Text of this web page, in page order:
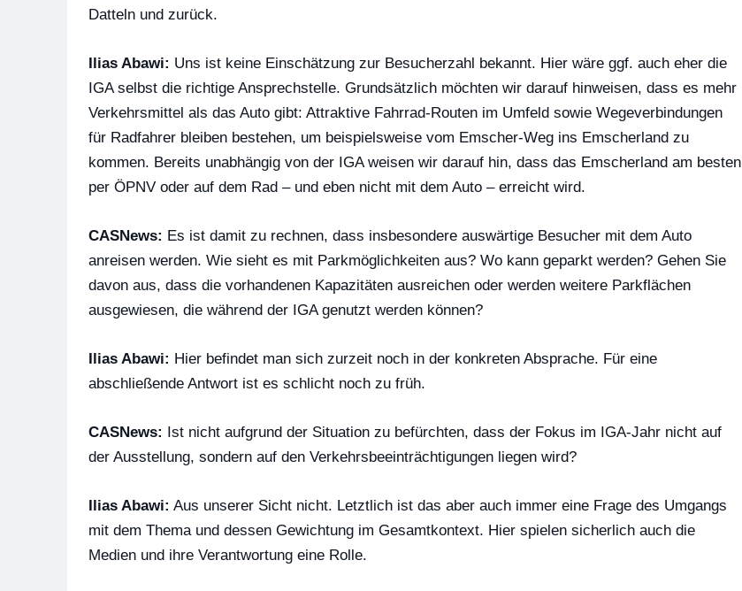
Datteln und zurück.
Ilias Abawi: Uns ist keine Einschätzung zur Besucherzahl bekannt. Hier wäre ggf. auch eher die
IGA selbst die richtige Ansprechstelle. Grundsätzlich möchten wir darauf hinweisen, dass es mehr
Verkehrsmittel als das Auto gibt: Attraktive Fahrrad-Routen im Umfeld sowie Wegeverbindungen
für Radfahrer bleiben bestehen, um beispielsweise vom Emscher-Weg ins Emscherland zu
kommen. Bereits unabhängig von der IGA weisen wir darauf hin, dass das Emscherland am besten
per ÖPNV oder auf dem Rad – und eben nicht mit dem Auto – erreicht wird.
CASNews: Es ist damit zu rechnen, dass insbesondere auswärtige Besucher mit dem Auto
anreisen werden. Wie sieht es mit Parkmöglichkeiten aus? Wo kann geparkt werden? Gehen Sie
davon aus, dass die vorhandenen Kapazitäten ausreichen oder werden weitere Parkflächen
ausgewiesen, die während der IGA genutzt werden können?
Ilias Abawi: Hier befindet man sich zurzeit noch in der konkreten Absprache. Für eine
abschließende Antwort ist es schlicht noch zu früh.
CASNews: Ist nicht aufgrund der Situation zu befürchten, dass der Fokus im IGA-Jahr nicht auf
der Ausstellung, sondern auf den Verkehrsbeeinträchtigungen liegen wird?
Ilias Abawi: Aus unserer Sicht nicht. Letztlich ist das aber auch immer eine Frage des Umgangs
mit dem Thema und dessen Gewichtung im Gesamtkontext. Hier spielen sicherlich auch die
Medien und ihre Verantwortung eine Rolle.